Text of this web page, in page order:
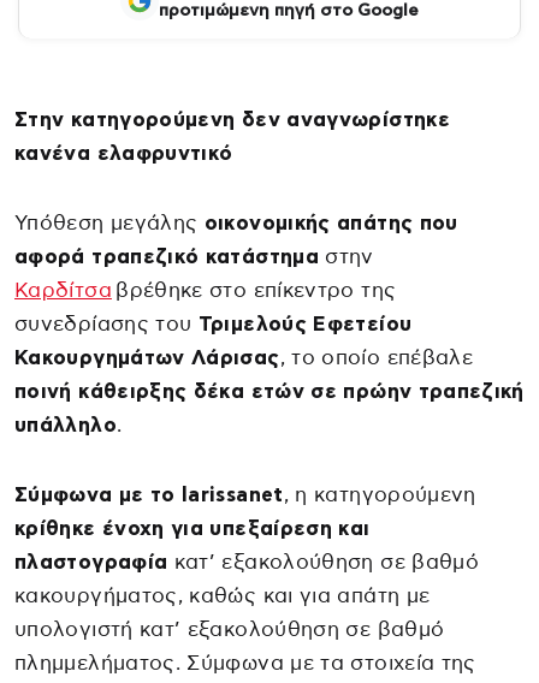
προτιμώμενη πηγή στο Google
Στην κατηγορούμενη δεν αναγνωρίστηκε
κανένα ελαφρυντικό
Υπόθεση μεγάλης οικονομικής απάτης που
αφορά τραπεζικό κατάστημα στην
Καρδίτσα βρέθηκε στο επίκεντρο της
συνεδρίασης του Τριμελούς Εφετείου
Κακουργημάτων Λάρισας, το οποίο επέβαλε
ποινή κάθειρξης δέκα ετών σε πρώην τραπεζική
υπάλληλο.
Σύμφωνα με το larissanet, η κατηγορούμενη
κρίθηκε ένοχη για υπεξαίρεση και
πλαστογραφία κατ’ εξακολούθηση σε βαθμό
κακουργήματος, καθώς και για απάτη με
υπολογιστή κατ’ εξακολούθηση σε βαθμό
πλημμελήματος. Σύμφωνα με τα στοιχεία της